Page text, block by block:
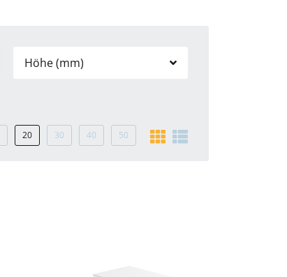
Höhe (mm)
20 30 40 50